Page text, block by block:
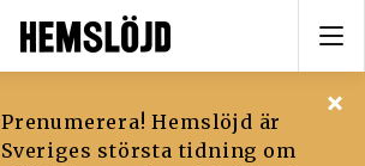
Prenumerera! Hemslöjd är
Sveriges största tidning om